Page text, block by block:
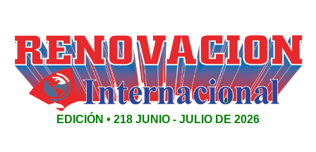
EDICIÓN • 218 JUNIO - JULIO DE 2026